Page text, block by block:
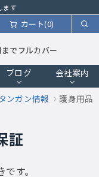
ます
カート(0)
でフルカバー
ブログ 会社案内
ンガン情報
護身用品
証
す。